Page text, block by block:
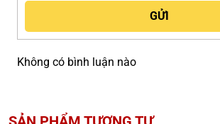
Không có bình luận nào